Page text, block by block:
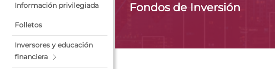
Información privilegiada
Folletos
Inversores y educación
financiera
Fondos de Inversión